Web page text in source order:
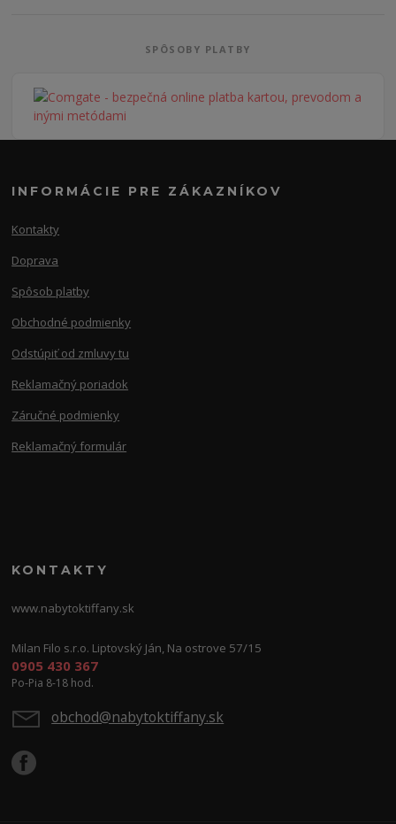
SPÔSOBY PLATBY
INFORMÁCIE PRE ZÁKAZNÍKOV
Kontakty
Doprava
Spôsob platby
Obchodné podmienky
Odstúpiť od zmluvy tu
Reklamačný poriadok
Záručné podmienky
Reklamačný formulár
KONTAKTY
www.nabytoktiffany.sk
Milan Filo s.r.o. Liptovský Ján, Na ostrove 57/15
0905 430 367
Po-Pia 8-18 hod.
obchod@nabytoktiffany.sk